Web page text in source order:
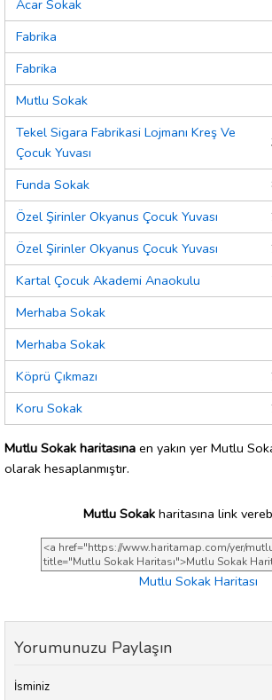
Acar Sokak
Fabrika
Fabrika
Mutlu Sokak
Tekel Sigara Fabrikasi Lojmanı Kreş Ve
Çocuk Yuvası
Funda Sokak
Özel Şirinler Okyanus Çocuk Yuvası
Özel Şirinler Okyanus Çocuk Yuvası
Kartal Çocuk Akademi Anaokulu
Merhaba Sokak
Merhaba Sokak
Köprü Çıkmazı
Koru Sokak
Mutlu Sokak haritasına en yakın yer Mutlu
olarak hesaplanmıştır.
Mutlu Sokak haritasına link
Mutlu Sokak Haritası
Yorumunuzu Paylaşın
İsminiz